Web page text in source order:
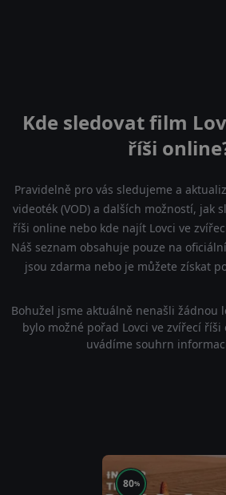
Kde sledovat film
říši
Pravidelně pro vás sledujeme a
videoték (VOD) a dalších možností, jak
říši online nebo kde najít Lovci ve
Náš seznam obsahuje pouze na
jsou zdarma nebo je můžete získat
Bohužel jsme aktuálně nenašli žádnou
bylo možné pořad Lovci ve zvířecí
uvádíme souhrn
80%